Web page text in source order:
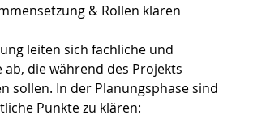
& Rollen klären
leiten sich fachliche und
ab, die während des Projekts
sollen. In der Planungsphase sind
Punkte zu klären: